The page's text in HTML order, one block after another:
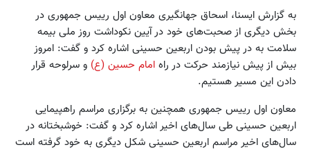
به گزارش ایسنا، اسحاق جهانگیری معاون اول رییس جمهوری در
بخش دیگری از صحبت‌های خود در آیین نکوداشت روز ملی بیمه
سلامت به در پیش بودن اربعین حسینی اشاره کرد و گفت: امروز
بیش از پیش نیازمند حرکت در راه امام حسین (ع) و سرلوحه‌ قرار
دادن این مسیر هستیم.
معاون اول رییس جمهوری همچنین به برگزاری مراسم راهپیمایی
اربعین حسینی طی سال‌های اخیر اشاره کرد و گفت: خوشبختانه در
سال‌های اخیر مراسم اربعین حسینی شکل دیگری به خود گرفته است